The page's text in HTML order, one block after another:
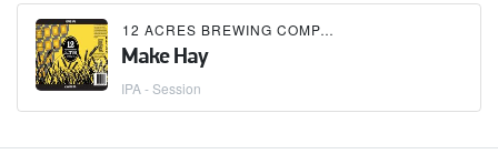
12 ACRES BREWING COMPANY
Make Hay
IPA - Session